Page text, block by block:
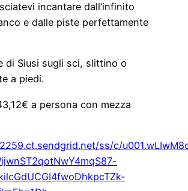
incantare dall’infinito
e dalle piste perfettamente
di Siusi sugli sci, slittino o
a piedi.
a persona con mezza
ss/c/